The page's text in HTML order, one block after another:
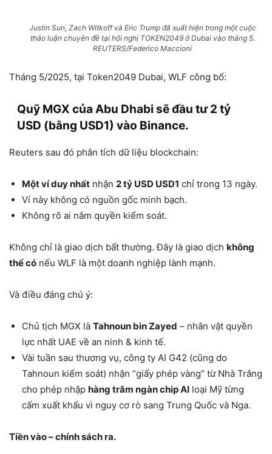
Justin Sun, Zach Witkoff và Eric Trump đã xuất hiện trong một cuộc
thảo luận chuyên đề tại hội nghị TOKEN2049 ở Dubai vào tháng 5.
REUTERS/Federico Maccioni
Tháng 5/2025, tại Token2049 Dubai, WLF công bố:
Quỹ MGX của Abu Dhabi sẽ đầu tư 2 tỷ
USD (bằng USD1) vào Binance.
Reuters sau đó phân tích dữ liệu blockchain:
Một ví duy nhất nhận 2 tỷ USD USD1 chỉ trong 13 ngày.
Ví này không có nguồn gốc minh bạch.
Không rõ ai nắm quyền kiểm soát.
Không chỉ là giao dịch bất thường. Đây là giao dịch không
thể có nếu WLF là một doanh nghiệp lành mạnh.
Và điều đáng chú ý:
Chủ tịch MGX là Tahnoun bin Zayed – nhân vật quyền
lực nhất UAE về an ninh & kinh tế.
Vài tuần sau thương vụ, công ty AI G42 (cũng do
Tahnoun kiểm soát) nhận “giấy phép vàng” từ Nhà Trắng
cho phép nhập hàng trăm ngàn chip AI loại Mỹ từng
cấm xuất khẩu vì nguy cơ rò sang Trung Quốc và Nga.
Tiền vào – chính sách ra.